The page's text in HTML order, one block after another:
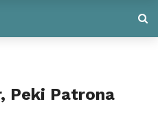
Peki Patrona